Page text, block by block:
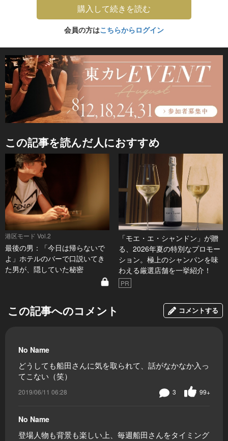
購入して続きを読む
会員の方はこちらからログイン
この記事を読んだ人におすすめ
港区モード Vol.2
最後の男：「今日は帰らないで
よ」ホテルのバーで口説いてき
た男が、隠していた秘密
「モエ・エ・シャンドン」が贈
る、2026年夏の特別なプロモー
ション。極上のシャンパンを味
わえる厳選店舗を一挙紹介！
PR
この記事へのコメント コメントする
No Name
どうしても船田さんに気を取られて、話がなかなか入っ
てこない（笑）
2019/06/11 06:28 99+
3
No Name
登場人物も背景も楽しい上、毎週船田さんをタイミング